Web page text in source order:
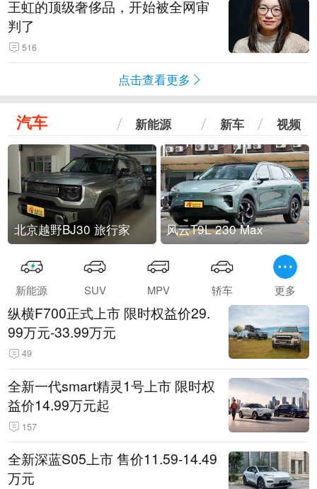
王虹的顶级奢侈品，开始被全网审
判了
516
点击查看更多
汽车 新能源 新车 视频
北京越野BJ30 旅行家 风云T9L 230 Max
新能源 SUV MPV 轿车 更多
纵横F700正式上市 限时权益价29.
99万元-33.99万元
49
全新一代smart精灵1号上市 限时权
益价14.99万元起
157
全新深蓝S05上市 售价11.59-14.49
万元